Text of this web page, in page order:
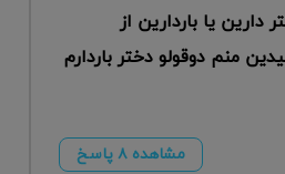
دارین یا باردارین از
منم دوقولو دختر باردارم
مشاهده ۸ پاسخ